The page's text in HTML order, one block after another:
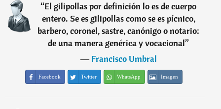
“El gilipollas por definición lo es de cuerpo
entero. Se es gilipollas como se es pícnico,
barbero, coronel, sastre, canónigo o notario:
de una manera genérica y vocacional”
―Francisco Umbral
Facebook Twitter WhatsApp Imagen